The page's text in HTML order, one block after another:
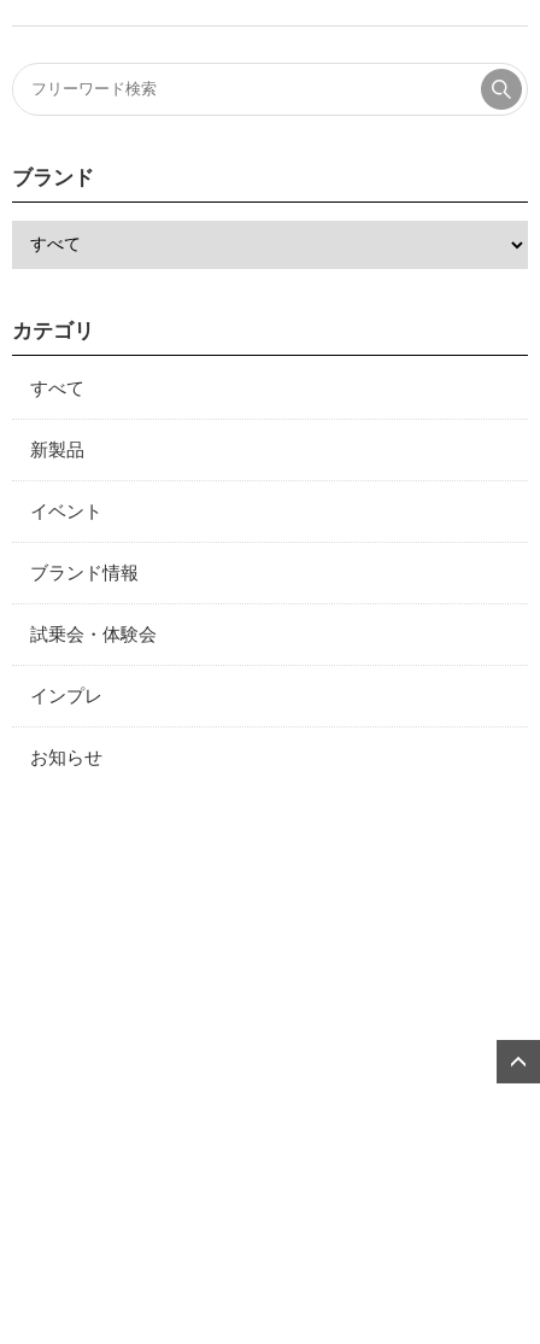
ブランド
カテゴリ
すべて
新製品
イベント
ブランド情報
試乗会・体験会
インプレ
お知らせ